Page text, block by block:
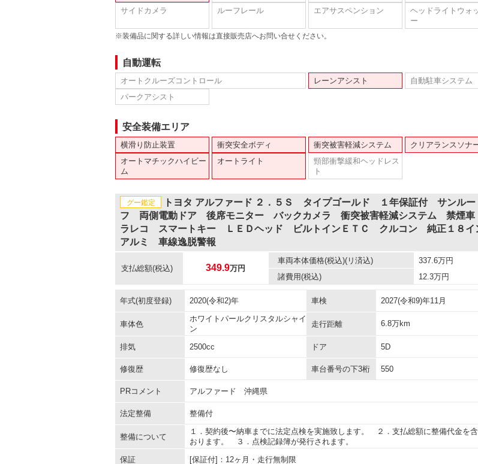
サイドカメラ
ルーフレール エアサスペンション
ヘッドライトウォ
ー
※装備品に関する詳しい情報は直接販売店へお問い合せください。
自動運転
オートクルーズコントロール レーンアシスト
自動駐車システム
パークアシスト
安全装備エリア
横滑り防止装置 衝突安全ボディ 衝突被害軽減システム
クリアランスソナ
オートマチックハイビー
ム
オートライト
頸部衝撃緩和ヘッドレス
ト
グー鑑定
トヨタ アルファード ２．５Ｓ タイプゴールド １年保証付 サンルー
フ 両側電動ドア 後席モニター バックカメラ 衝突被害軽減システム 禁煙
ラレコ スマートキー ＬＥＤヘッド ビルトインＥＴＣ クルコン 純正１８イ
アルミ 車線逸脱警報
支払総額(税込) 349.9万円
車両本体価格(税込)(リ済込) 337.6万円
諸費用(税込) 12.3万円
年式(初度登録) 2020(令和2)年 車検 2027(令和9)年11月
車体色
ホワイトパールクリスタルシャイ
ン
走行距離 6.8万km
排気 2500cc ドア 5D
修復歴 修復歴なし 車台番号の下3桁 550
PRコメント アルファード 沖縄県
法定整備 整備付
整備について
１．契約後〜納車までに法定点検を実施致します。 ２．支払総額に整備代金を
おります。 ３．点検記録簿が発行されます。
保証
[保証付]：12ヶ月・走行無制限